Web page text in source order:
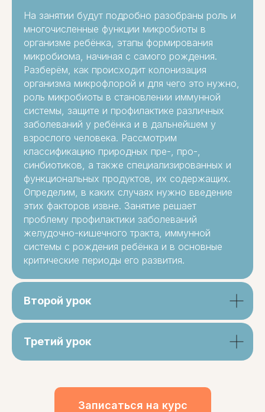
На занятии будут подробно разобраны роль и
многочисленные функции микробиоты в
организме ребёнка, этапы формирования
микробиома, начиная с самого рождения.
Разберём, как происходит колонизация
организма микрофлорой и для чего это нужно,
роль микробиоты в становлении иммунной
системы, защите и профилактике различных
заболеваний у ребёнка и в дальнейшем у
взрослого человека. Рассмотрим
классификацию природных пре-, про-,
синбиотиков, а также специализированных и
функциональных продуктов, их содержащих.
Определим, в каких случаях нужно введение
этих факторов извне. Занятие решает
проблему профилактики заболеваний
желудочно-кишечного тракта, иммунной
системы с рождения ребёнка и в основные
критические периоды его развития.
Второй урок
Третий урок
Записаться на курс